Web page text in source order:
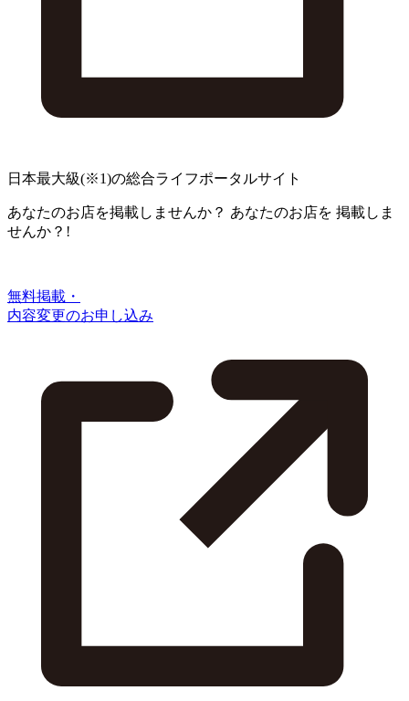
日本最大級(※1)の総合ライフポータルサイト
あなたのお店を掲載しませんか？ あなたのお店を 掲載しま
せんか？!
無料掲載・
内容変更のお申し込み